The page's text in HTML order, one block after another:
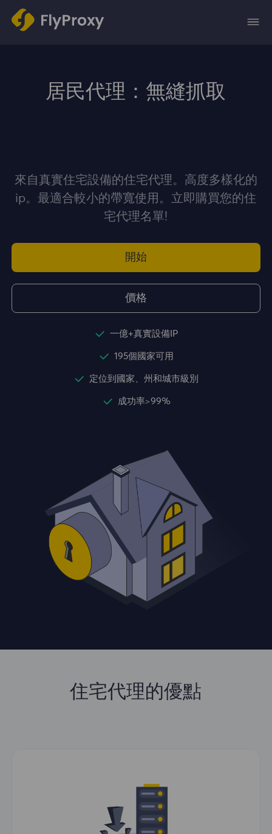
居民代理：無縫抓取
來自真實住宅設備的住宅代理。高度多樣化的
ip。最適合較小的帶寬使用。立即購買您的住
宅代理名單!
開始
價格
一億+真實設備IP
195個國家可用
定位到國家、州和城市級別
成功率>99%
住宅代理的優點